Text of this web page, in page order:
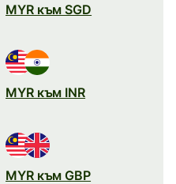
MYR към SGD
MYR към INR
MYR към GBP